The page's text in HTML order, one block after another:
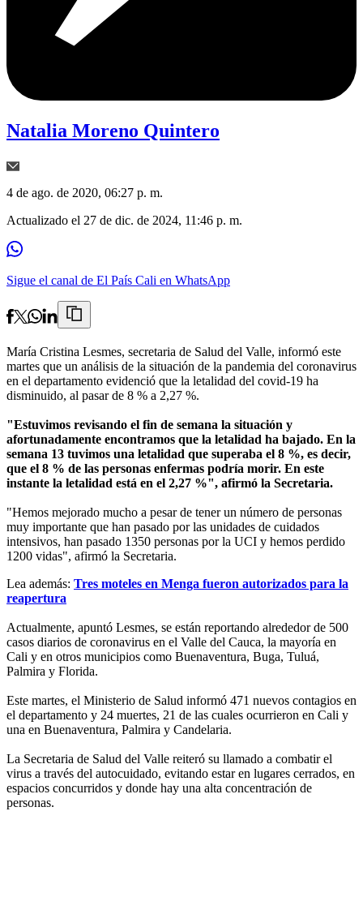
Natalia Moreno Quintero
4 de ago. de 2020, 06:27 p. m.
Actualizado el 27 de dic. de 2024, 11:46 p. m.
Sigue el canal de El País Cali en WhatsApp
María Cristina Lesmes, secretaria de Salud del Valle, informó este
martes que un análisis de la situación de la pandemia del coronavirus
en el departamento evidenció que la letalidad del covid-19 ha
disminuido, al pasar de 8 % a 2,27 %.
"Estuvimos revisando el fin de semana la situación y
afortunadamente encontramos que la letalidad ha bajado. En la
semana 13 tuvimos una letalidad que superaba el 8 %, es decir,
que el 8 % de las personas enfermas podría morir. En este
instante la letalidad está en el 2,27 %", afirmó la Secretaria.
"Hemos mejorado mucho a pesar de tener un número de personas
muy importante que han pasado por las unidades de cuidados
intensivos, han pasado 1350 personas por la UCI y hemos perdido
1200 vidas", afirmó la Secretaria.
Lea además: Tres moteles en Menga fueron autorizados para la
reapertura
Actualmente, apuntó Lesmes, se están reportando alrededor de 500
casos diarios de coronavirus en el Valle del Cauca, la mayoría en
Cali y en otros municipios como Buenaventura, Buga, Tuluá,
Palmira y Florida.
Este martes, el Ministerio de Salud informó 471 nuevos contagios en
el departamento y 24 muertes, 21 de las cuales ocurrieron en Cali y
una en Buenaventura, Palmira y Candelaria.
La Secretaria de Salud del Valle reiteró su llamado a combatir el
virus a través del autocuidado, evitando estar en lugares cerrados, en
espacios concurridos y donde hay una alta concentración de
personas.